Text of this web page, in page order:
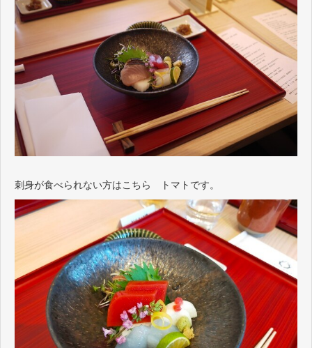
刺身が食べられない方はこちら トマトです。